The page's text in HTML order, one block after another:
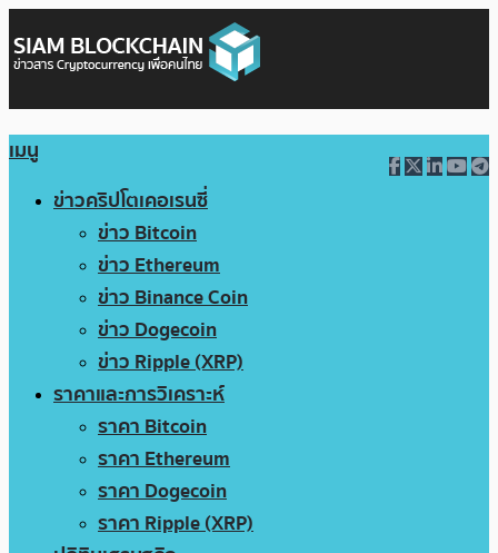
เมนู
ข่าวคริปโตเคอเรนซี่
ข่าว Bitcoin
ข่าว Ethereum
ข่าว Binance Coin
ข่าว Dogecoin
ข่าว Ripple (XRP)
ราคาและการวิเคราะห์
ราคา Bitcoin
ราคา Ethereum
ราคา Dogecoin
ราคา Ripple (XRP)